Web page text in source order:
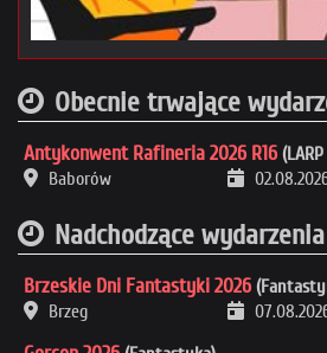
Obecnie trwające
Antykonwent Rafineria 2026 R16
Baborów
Nadchodzące wydarzenia
Brzeskie Dni Fantastyki 2026
Brzeg